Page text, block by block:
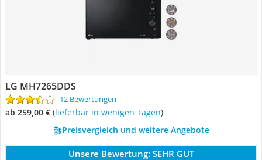
LG MH7265DDS
12 Bewertungen
ab 259,00 € ( Lieferbar in wenigen Tagen)
Preisvergleich und weitere Angebote
Unsere Bewertung: SEHR GUT